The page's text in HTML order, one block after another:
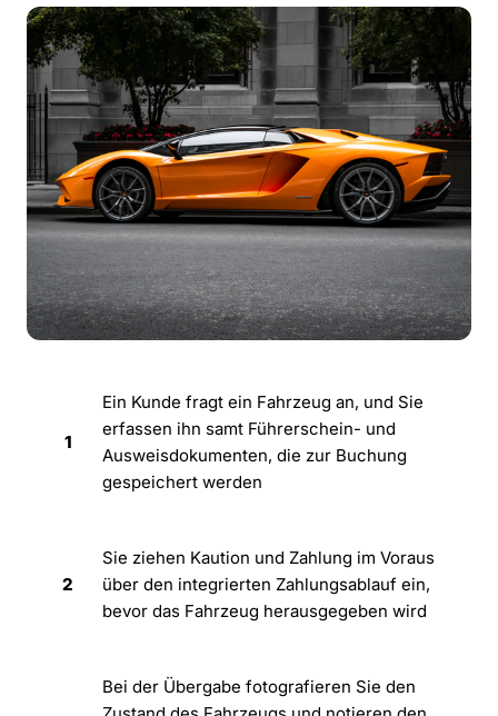
1
Ein Kunde fragt ein Fahrzeug an, und Sie
erfassen ihn samt Führerschein- und
Ausweisdokumenten, die zur Buchung
gespeichert werden
2
Sie ziehen Kaution und Zahlung im Voraus
über den integrierten Zahlungsablauf ein,
bevor das Fahrzeug herausgegeben wird
Bei der Übergabe fotografieren Sie den